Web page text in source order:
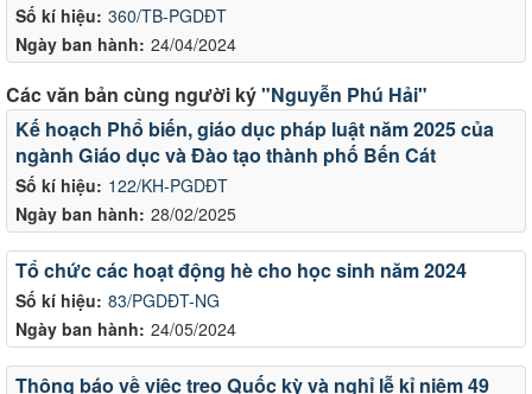
Số kí hiệu: 360/TB-PGDĐT
Ngày ban hành: 24/04/2024
Các văn bản cùng người ký"Nguyễn Phú Hải"
Số kí hiệu: 122/KH-PGDĐT
Ngày ban hành: 28/02/2025
Kế hoạch Phổ biến, giáo dục pháp luật năm 2025 của
ngành Giáo dục và Đào tạo thành phố Bến Cát
Số kí hiệu: 83/PGDĐT-NG
Ngày ban hành: 24/05/2024
Tổ chức các hoạt động hè cho học sinh năm 2024
Thông báo về việc treo Quốc kỳ và nghỉ lễ kỉ niệm 49